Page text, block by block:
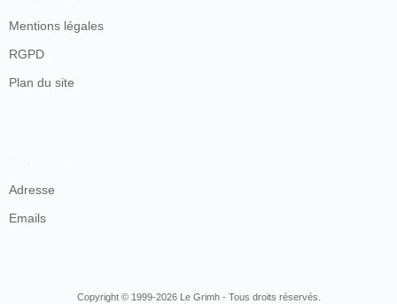
Mentions légales
RGPD
Plan du site
Adresse
Emails
Copyright © 1999-2026 Le Grimh - Tous droits réservés.